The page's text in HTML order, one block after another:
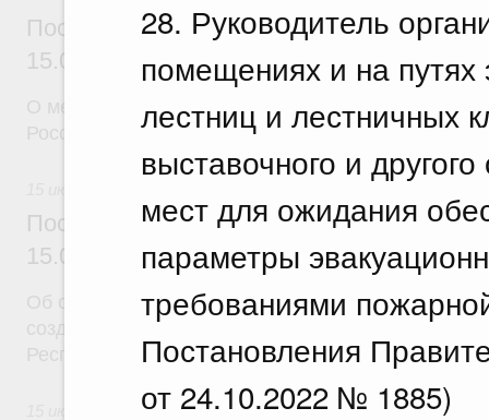
28. Руководитель
помещениях и на
лестниц и лестничных
выставочного и
мест для ожидания
параметры
требованиями
Постановления
от 24.10.2022 № 1885)
Постановление Правительства
15.07.2026 г. № 888
О мерах по реализации некоторых решений
Российской Федерации
Постановление Правительства
15.07.2026 г. № 890
Об особой экономической зоне промышленно-
созданной на территории Заинского
Республики Татарстан